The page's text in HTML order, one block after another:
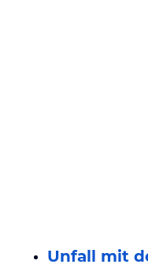
Unfall mit